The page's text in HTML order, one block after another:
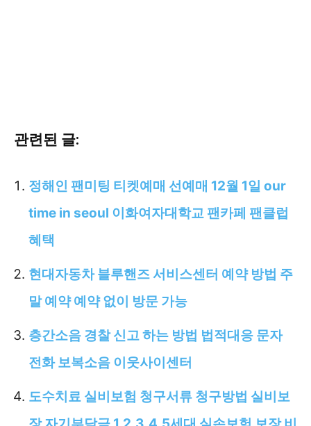
관련된 글:
정해인 팬미팅 티켓예매 선예매 12월 1일 our
time in seoul 이화여자대학교 팬카페 팬클럽
혜택
현대자동차 블루핸즈 서비스센터 예약 방법 주
말 예약 예약 없이 방문 가능
층간소음 경찰 신고 하는 방법 법적대응 문자
전화 보복소음 이웃사이센터
도수치료 실비보험 청구서류 청구방법 실비보